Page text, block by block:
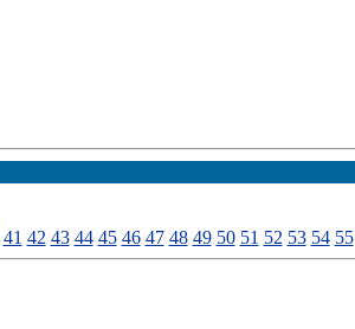
41 42 43 44 45 46 47 48 49 50 51 52 53 54 55